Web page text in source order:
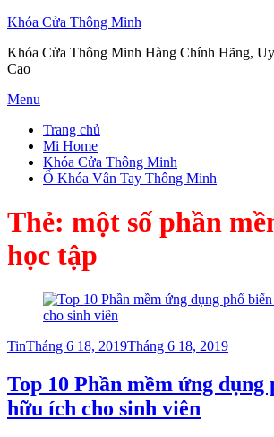
Khóa Cửa Thông Minh
Khóa Cửa Thông Minh Hàng Chính Hãng,
Cao
Skip
content
Menu
Trang chủ
Mi Home
Khóa Cửa Thông Minh
Ổ Khóa Vân Tay Thông Minh
Thẻ: một số phần
học tập
TinPosted
Tháng 6 18, 2019Tháng 6 18, 2019
Top 10 Phần mềm ứng dụng
hữu ích cho sinh viên